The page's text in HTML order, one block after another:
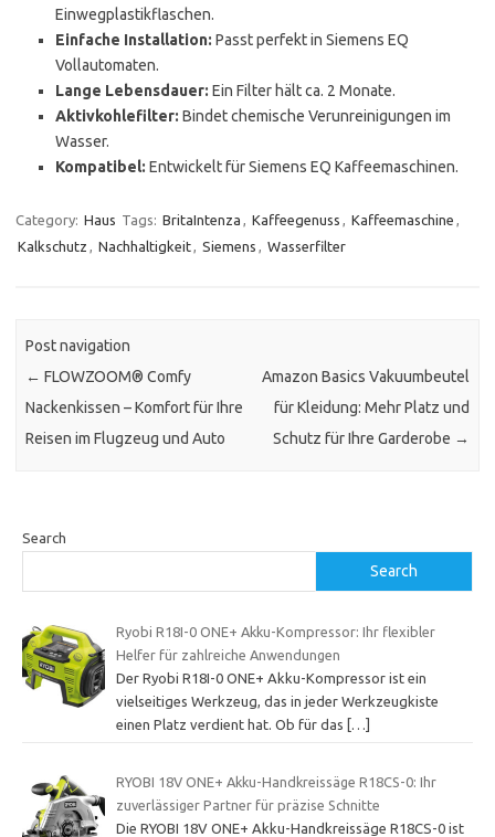
Einwegplastikflaschen.
Einfache Installation: Passt perfekt in Siemens EQ
Vollautomaten.
Lange Lebensdauer: Ein Filter hält ca. 2 Monate.
Aktivkohlefilter: Bindet chemische Verunreinigungen im
Wasser.
Kompatibel: Entwickelt für Siemens EQ Kaffeemaschinen.
Category: Haus Tags: BritaIntenza , Kaffeegenuss , Kaffeemaschine ,
Kalkschutz , Nachhaltigkeit, Siemens , Wasserfilter
Post navigation
← FLOWZOOM® Comfy
Nackenkissen – Komfort für Ihre
Reisen im Flugzeug und Auto
Amazon Basics Vakuumbeutel
für Kleidung: Mehr Platz und
Schutz für Ihre Garderobe →
Search
Search
Ryobi R18I-0 ONE+ Akku-Kompressor: Ihr flexibler
Helfer für zahlreiche Anwendungen
Der Ryobi R18I-0 ONE+ Akku-Kompressor ist ein
vielseitiges Werkzeug, das in jeder Werkzeugkiste
einen Platz verdient hat. Ob für das
[…]
RYOBI 18V ONE+ Akku-Handkreissäge R18CS-0: Ihr
zuverlässiger Partner für präzise Schnitte
Die RYOBI 18V ONE+ Akku-Handkreissäge R18CS-0 ist